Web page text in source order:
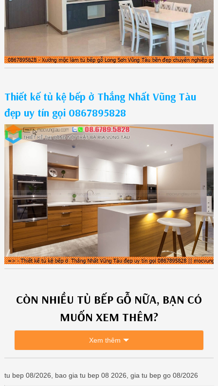
Thiết kế tủ kệ bếp ở Thắng Nhất Vũng Tàu
đẹp uy tín gọi 0867895828
CÒN NHIỀU TỦ BẾP GỖ NỮA, BẠN CÓ
MUỐN XEM THÊM?
Xem thêm
tu bep 08/2026, bao gia tu bep 08 2026, gia tu bep go 08/2026